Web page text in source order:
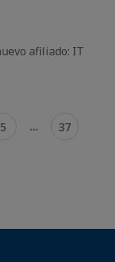
afiliado: IT
5 ... 37